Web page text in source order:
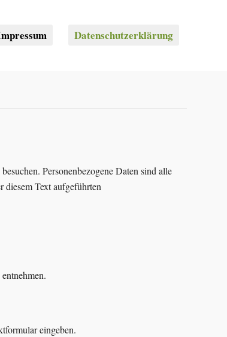
Datenschutzerklärung
Personenbezogene Daten sind alle
Text aufgeführten
eingeben.